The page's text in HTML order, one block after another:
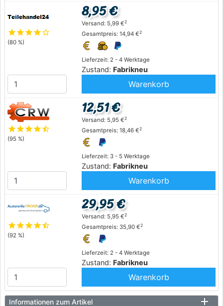
starstarstarstarstar_outline
(80 %)
Lieferzeit: 2 - 4 Werktage
Zustand: Fabrikneu
8,95 €
Versand: 5,99 €2
Gesamtpreis: 14,94 €2
Warenkorb
starstarstarstarstar_half
(95 %)
Lieferzeit: 3 - 5 Werktage
Zustand: Fabrikneu
12,51 €
Versand: 5,95 €2
Gesamtpreis: 18,46 €2
Warenkorb
starstarstarstarstar_half
(92 %)
Lieferzeit: 2 - 4 Werktage
Zustand: Fabrikneu
29,95 €
Versand: 5,95 €2
Gesamtpreis: 35,90 €2
Warenkorb
Informationen zum Artikel